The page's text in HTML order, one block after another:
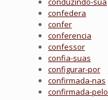
confedera
confer
conferencia
confessor
confia-suas
configurar-por
confirmada-nas
confirmada-pelo